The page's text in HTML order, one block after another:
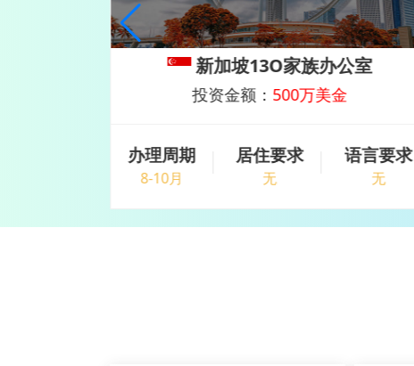
新加坡13O家族办公室
投资金额： 500万美金
办理周期
8-10月
居住要求
无
语言要求
无